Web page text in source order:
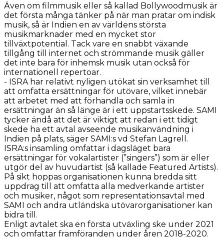
Även om filmmusik eller så kallad Bollywoodmusik är
det första många tänker på när man pratar om indisk
musik, så är Indien en av världens största
musikmarknader med en mycket stor
tillväxtpotential. Tack vare en snabbt växande
tillgång till internet och strömmande musik gäller
det inte bara för inhemsk musik utan också för
internationell repertoar.
- ISRA har relativt nyligen utökat sin verksamhet till
att omfatta ersättningar för utövare, vilket innebär
att arbetet med att förhandla och samla in
ersättningar än så länge är i ett uppstartsskede. SAMI
tycker ändå att det är viktigt att redan i ett tidigt
skede ha ett avtal avseende musikanvändning i
Indien på plats, säger SAMI:s vd Stefan Lagrell.
ISRA:s insamling omfattar i dagsläget bara
ersättningar för vokalartister (”singers”) som är eller
utgör del av huvudartist (så kallade Featured Artists).
På sikt hoppas organisationen kunna bredda sitt
uppdrag till att omfatta alla medverkande artister
och musiker, något som representationsavtal med
SAMI och andra utländska utövarorganisationer kan
bidra till.
Enligt avtalet ska en första utväxling ske under 2021
och omfattar framföranden under åren 2018-2020.